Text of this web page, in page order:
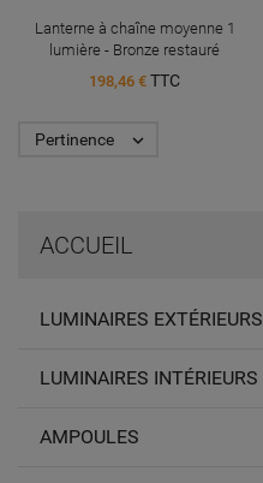
ACCUEIL
LUMINAIRES EXTÉRIEURS
LUMINAIRES INTÉRIEURS
AMPOULES
Lanterne à chaîne moyenne 1
lumière - Bronze restauré
198,46 € TTC
Pertinence 